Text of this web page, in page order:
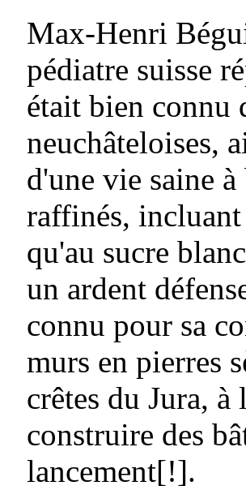
Max-Henri
pédiatre suisse
était bien connu
neuchâteloises,
d'une vie saine
raffinés,
qu'au sucre
un ardent
connu pour sa
murs en pierres
crêtes du Jura,
construire des
lancement[!].